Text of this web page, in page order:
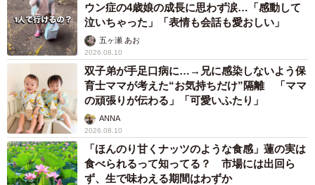
ウン症の4歳娘の成長に思わず涙…「感動して
泣いちゃった」「表情も会話も愛おしい」
五ヶ瀬 あお
2026.08.10
双子弟が手足口病に…→兄に感染しないよう保
育士ママが考えた“お気持ちだけ”隔離 「ママ
の頑張りが伝わる」「可愛いふたり」
ANNA
2026.08.10
「ほんのり甘くナッツのような食感」蓮の実は
食べられるって知ってる？ 市場には出回ら
ず、生で味わえる期間はわずか